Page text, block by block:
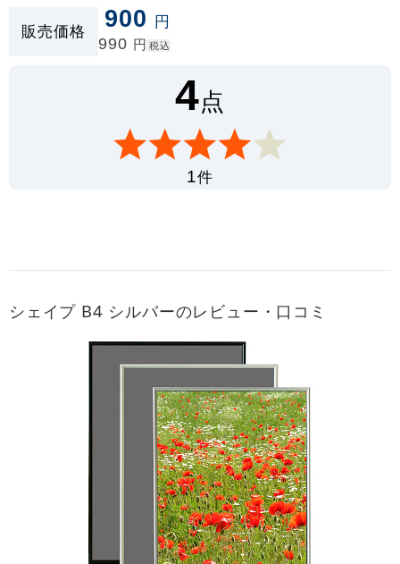
販売価格 900 円
990 円 税込
4点
1件
シェイプ B4 シルバーのレビュー・口コミ